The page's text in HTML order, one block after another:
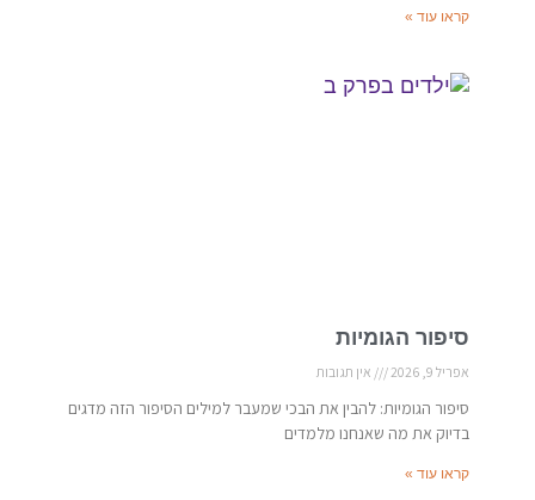
קראו עוד »
סיפור הגומיות
אפריל 9, 2026 אין תגובות
סיפור הגומיות: להבין את הבכי שמעבר למילים הסיפור הזה מדגים
בדיוק את מה שאנחנו מלמדים
קראו עוד »